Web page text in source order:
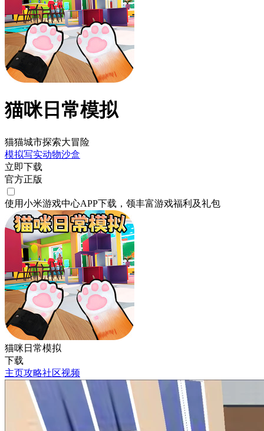
猫咪日常模拟
猫猫城市探索大冒险
模拟写实动物沙盒
立即下载
官方正版
使用小米游戏中心APP下载 ，领丰富游戏福利 及礼包
猫咪日常模拟
下载
主页攻略社区视频